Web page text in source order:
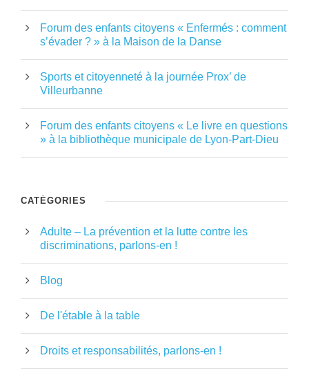
Forum des enfants citoyens « Enfermés : comment
s’évader ? » à la Maison de la Danse
Sports et citoyenneté à la journée Prox’ de
Villeurbanne
Forum des enfants citoyens « Le livre en questions
» à la bibliothèque municipale de Lyon-Part-Dieu
CATÉGORIES
Adulte – La prévention et la lutte contre les
discriminations, parlons-en !
Blog
De l'étable à la table
Droits et responsabilités, parlons-en !